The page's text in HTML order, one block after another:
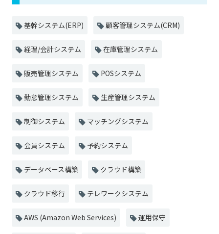
基幹システム(ERP) 顧客管理システム(CRM)
経理/会計システム 在庫管理システム
販売管理システム POSシステム
勤怠管理システム 生産管理システム
制御システム マッチングシステム
会員システム 予約システム
データベース構築 クラウド構築
クラウド移行 テレワークシステム
AWS (Amazon Web Services) 運用保守